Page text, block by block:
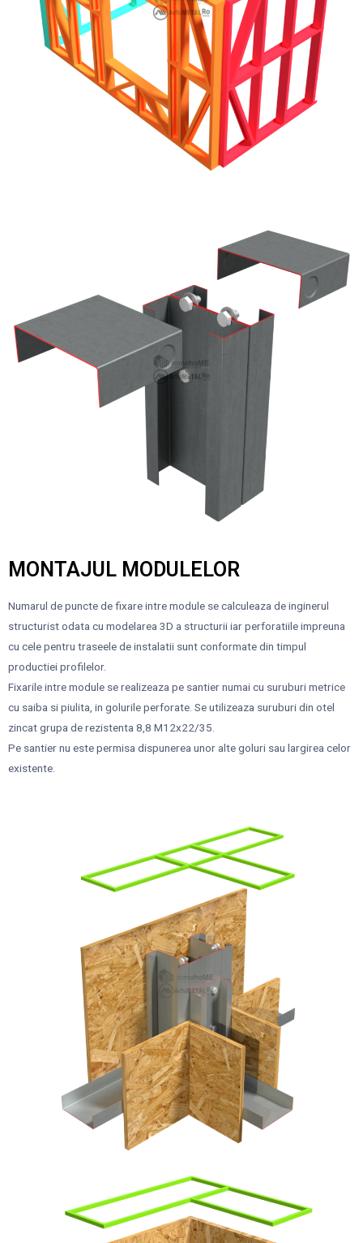
MONTAJUL MODULELOR
Numarul de puncte de fixare intre module se calculeaza de inginerul
structurist odata cu modelarea 3D a structurii iar perforatiile impreuna
cu cele pentru traseele de instalatii sunt conformate din timpul
productiei profilelor.
Fixarile intre module se realizeaza pe santier numai cu suruburi metrice
cu saiba si piulita, in golurile perforate. Se utilizeaza suruburi din otel
zincat grupa de rezistenta 8,8 M12x22/35.
Pe santier nu este permisa dispunerea unor alte goluri sau largirea celor
existente.